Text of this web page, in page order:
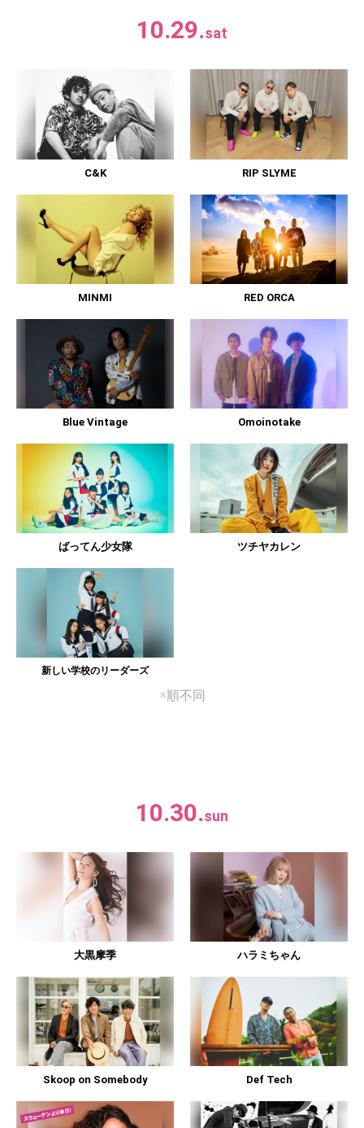
10.29.sat
C&K RIP SLYME
MINMI RED ORCA
Blue Vintage Omoinotake
ばってん少女隊 ツチヤカレン
新しい学校のリーダーズ
※順不同
10.30.sun
大黒摩季 ハラミちゃん
Skoop on Somebody Def Tech